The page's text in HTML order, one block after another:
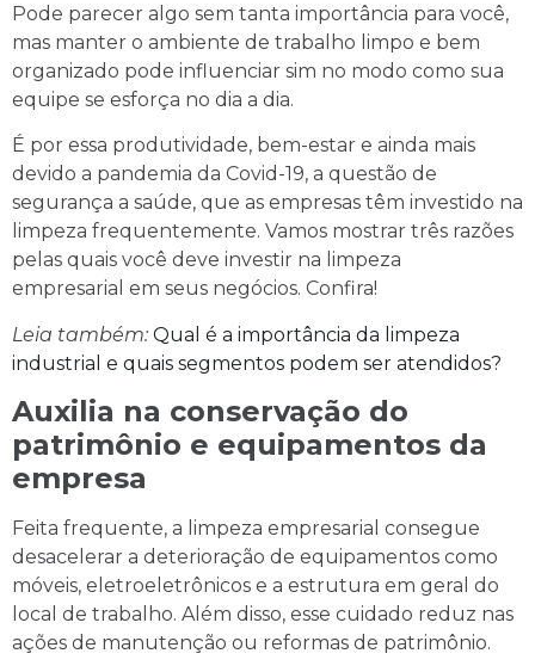
Pode parecer algo sem tanta importância para você,
mas manter o ambiente de trabalho limpo e bem
organizado pode influenciar sim no modo como sua
equipe se esforça no dia a dia.
É por essa produtividade, bem-estar e ainda mais
devido a pandemia da Covid-19, a questão de
segurança a saúde, que as empresas têm investido na
limpeza frequentemente. Vamos mostrar três razões
pelas quais você deve investir na limpeza
empresarial em seus negócios. Confira!
Leia também: Qual é a importância da limpeza
industrial e quais segmentos podem ser atendidos?
Auxilia na conservação do
patrimônio e equipamentos da
empresa
Feita frequente, a limpeza empresarial consegue
desacelerar a deterioração de equipamentos como
móveis, eletroeletrônicos e a estrutura em geral do
local de trabalho. Além disso, esse cuidado reduz nas
ações de manutenção ou reformas de patrimônio.